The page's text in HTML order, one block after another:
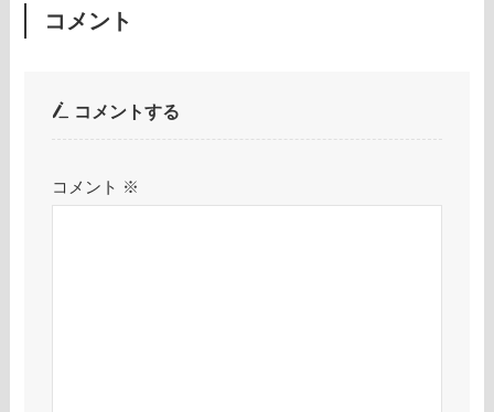
コメント
コメントする
コメント ※